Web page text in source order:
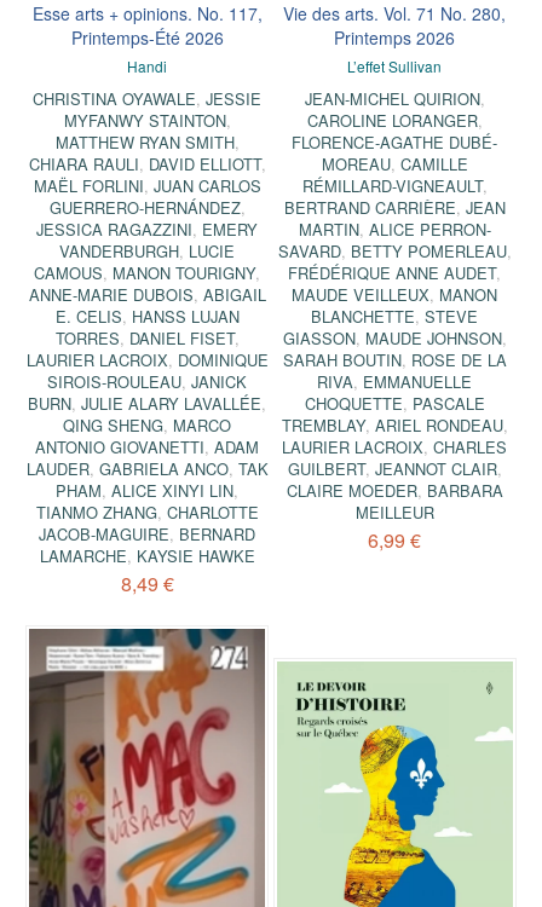
Esse arts + opinions. No. 117,
Printemps-Été 2026
Handi
CHRISTINA OYAWALE,JESSIE
MYFANWY STAINTON,
MATTHEW RYAN SMITH,
CHIARA RAULI, DAVID ELLIOTT,
MAËL FORLINI, JUAN CARLOS
GUERRERO-HERNÁNDEZ,
JESSICA RAGAZZINI, EMERY
VANDERBURGH, LUCIE
CAMOUS, MANON TOURIGNY,
ANNE-MARIE DUBOIS, ABIGAIL
E. CELIS, HANSS LUJAN
TORRES, DANIEL FISET,
LAURIER LACROIX, DOMINIQUE
SIROIS-ROULEAU,JANICK
BURN,JULIE ALARY LAVALLÉE,
QING SHENG, MARCO
ANTONIO GIOVANETTI,ADAM
LAUDER, GABRIELA ANCO, TAK
PHAM,ALICE XINYI LIN,
TIANMO ZHANG, CHARLOTTE
JACOB-MAGUIRE, BERNARD
LAMARCHE, KAYSIE HAWKE
8,49 €
Vie des arts. Vol. 71 No. 280,
Printemps 2026
L’effet Sullivan
JEAN-MICHEL QUIRION,
CAROLINE LORANGER,
FLORENCE-AGATHE DUBÉ-
MOREAU, CAMILLE
RÉMILLARD-VIGNEAULT,
BERTRAND CARRIÈRE, JEAN
MARTIN, ALICE PERRON-
SAVARD, BETTY POMERLEAU,
FRÉDÉRIQUE ANNE AUDET,
MAUDE VEILLEUX, MANON
BLANCHETTE,STEVE
GIASSON, MAUDE JOHNSON,
SARAH BOUTIN, ROSE DE LA
RIVA, EMMANUELLE
CHOQUETTE, PASCALE
TREMBLAY, ARIEL RONDEAU,
LAURIER LACROIX,CHARLES
GUILBERT, JEANNOT CLAIR,
CLAIRE MOEDER, BARBARA
MEILLEUR
6,99 €